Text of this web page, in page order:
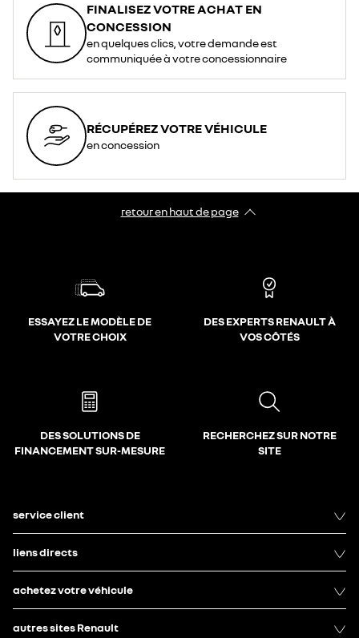
FINALISEZ VOTRE ACHAT EN
CONCESSION
en quelques clics, votre demande est
communiquée à votre concessionnaire
RÉCUPÉREZ VOTRE VÉHICULE
en concession
retour en haut de page​
ESSAYEZ LE MODÈLE DE
VOTRE CHOIX
DES EXPERTS RENAULT À
VOS CÔTÉS
DES SOLUTIONS DE
FINANCEMENT SUR-MESURE
RECHERCHEZ SUR NOTRE
SITE
service client
liens directs
achetez votre véhicule
autres sites Renault